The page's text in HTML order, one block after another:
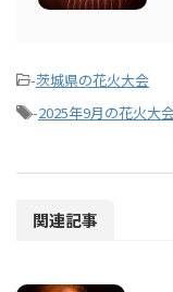
-茨城県の花火大会
-2025年9月の花火大
関連記事